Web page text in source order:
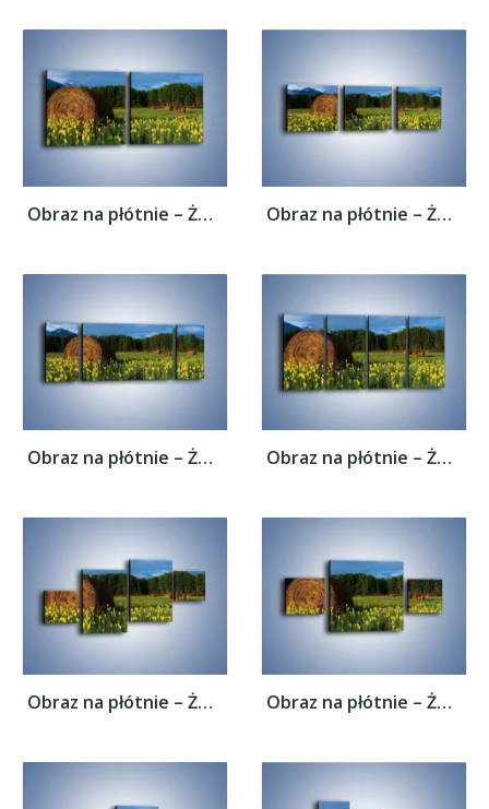
Obraz na płótnie – Żółte kwiatuszki na... Obraz na płótnie – Żółte kwiatuszki na...
Obraz na płótnie – Żółte kwiatuszki na... Obraz na płótnie – Żółte kwiatuszki na...
Obraz na płótnie – Żółte kwiatuszki na... Obraz na płótnie – Żółte kwiatuszki na...